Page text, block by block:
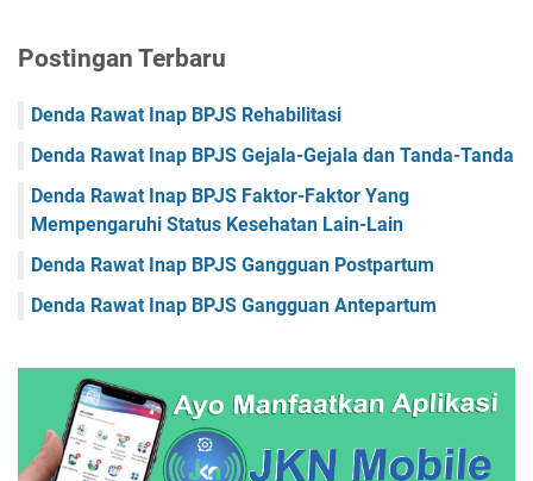
Faskes Nusa Tenggara Barat
Faskes Papua Pegunungan
Faskes Papua Selatan Faskes Papua Tengah
Faskes Riau Faskes Sulawesi Barat
Faskes Sulawesi Selatan Faskes Sulawesi Tengah
Faskes Sulawesi Tenggara Faskes Sulawesi Utara
Faskes Sumatera Utara Faskes Yogyakarta
Postingan Terbaru
Denda Rawat Inap BPJS Rehabilitasi
Denda Rawat Inap BPJS Gejala-Gejala dan Tanda-Tanda
Denda Rawat Inap BPJS Faktor-Faktor Yang
Mempengaruhi Status Kesehatan Lain-Lain
Denda Rawat Inap BPJS Gangguan Postpartum
Denda Rawat Inap BPJS Gangguan Antepartum